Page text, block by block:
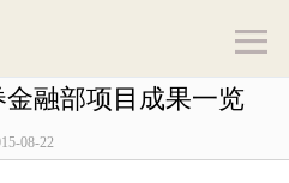
金融部项目成果一览
08-22